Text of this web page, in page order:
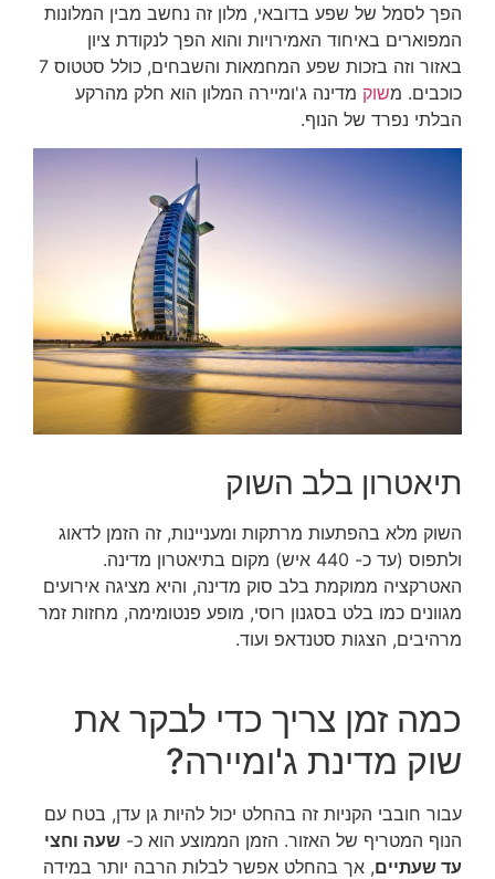
הפך לסמל של שפע בדובאי, מלון זה נחשב מבין המלונות
המפוארים באיחוד האמירויות והוא הפך לנקודת ציון
באזור
וזה בזכות שפע המחמאות והשבחים, כולל סטטוס 7
כוכבים. משוק מדינה ג'ומיירה המלון הוא חלק מהרקע
הבלתי נפרד של הנוף.
תיאטרון בלב השוק
השוק מלא בהפתעות מרתקות ומעניינות, זה הזמן לדאוג
ולתפוס (עד כ- 440 איש) מקום בתיאטרון מדינה.
האטרקציה ממוקמת בלב סוק מדינה, והיא מציגה אירועים
מגוונים כמו בלט בסגנון רוסי, מופע פנטומימה, מחזות זמר
מרהיבים, הצגות סטנדאפ ועוד.
כמה זמן צריך כדי לבקר את
שוק מדינת ג'ומיירה?
עבור חובבי הקניות זה בהחלט יכול להיות גן עדן, בטח עם
הנוף המטריף של האזור. הזמן הממוצע הוא כ- שעה וחצי
עד שעתיים, אך בהחלט אפשר לבלות הרבה יותר במידה